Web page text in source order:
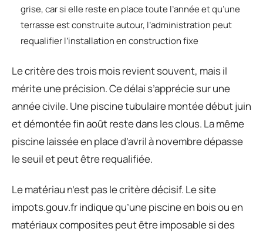
grise, car si elle reste en place toute l’année et qu’une
terrasse est construite autour, l’administration peut
requalifier l’installation en construction fixe
Le critère des trois mois revient souvent, mais il
mérite une précision. Ce délai s’apprécie sur une
année civile. Une piscine tubulaire montée début juin
et démontée fin août reste dans les clous. La même
piscine laissée en place d’avril à novembre dépasse
le seuil et peut être requalifiée.
Le matériau n’est pas le critère décisif. Le site
impots.gouv.fr indique qu’une piscine en bois ou en
matériaux composites peut être imposable si des